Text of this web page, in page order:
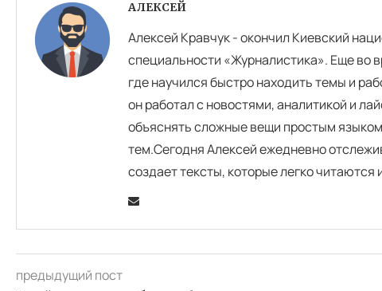
АЛЕКСЕЙ
Алексей Кравчук - окончил Киевский
специальности «Журналистика». Еще во
где научился быстро находить темы и
он работал с новостями, аналитикой и
объяснять сложные вещи простым
тем.Сегодня Алексей ежедневно
создает тексты, которые легко читаются
предыдущий пост